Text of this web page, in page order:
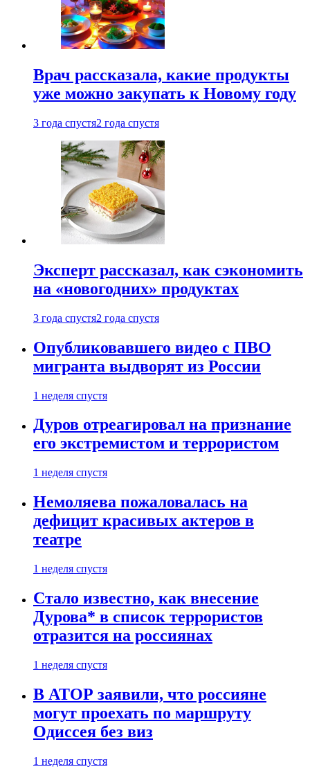
Врач рассказала, какие продукты
уже можно закупать к Новому году
3 года спустя2 года спустя
Эксперт рассказал, как сэкономить
на «новогодних» продуктах
3 года спустя2 года спустя
Опубликовавшего видео с ПВО
мигранта выдворят из России
1 неделя спустя
Дуров отреагировал на признание
его экстремистом и террористом
1 неделя спустя
Немоляева пожаловалась на
дефицит красивых актеров в
театре
1 неделя спустя
Стало известно, как внесение
Дурова* в список террористов
отразится на россиянах
1 неделя спустя
В АТОР заявили, что россияне
могут проехать по маршруту
Одиссея без виз
1 неделя спустя